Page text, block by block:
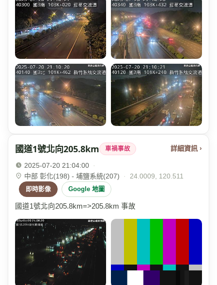
國道1號北向205.8km 車禍事故 詳細資訊 ›
2025-07-20 21:04:00
·
中部 彰化(198) - 埔鹽系統(207)
· 24.0009, 120.511
即時影像 Google 地圖
國道1號北向205.8km=>205.8km 事故